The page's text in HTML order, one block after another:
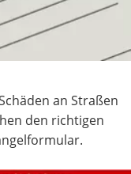
an Straßen
den richtigen